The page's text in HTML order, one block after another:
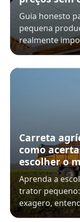
Guia honesto
pequena
realmente
Carreta
como
escolher o
Aprenda a
trator
exagero,